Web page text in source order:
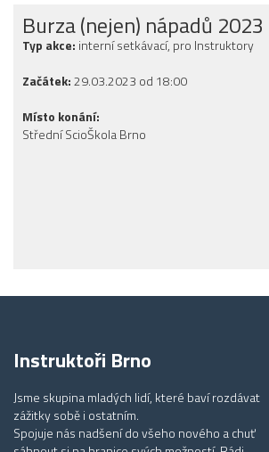
Burza (nejen) nápadů 2023
Typ akce: interní setkávací, pro Instruktory
Začátek:29.03.2023 od 18:00
Místo konání:
Střední ScioŠkola Brno
Instruktoři Brno
Jsme skupina mladých lidí, které baví rozdávat
zážitky sobě i ostatním.
Spojuje nás nadšení do všeho nového a chuť